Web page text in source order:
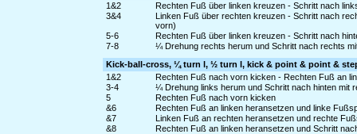
1&2
Rechten Fuß über linken kreuzen - Schritt nach
3&4
Linken Fuß über rechten kreuzen - Schritt nach
vorn)
5-6
Rechten Fuß über linken kreuzen - Schritt nach
7-8
¼ Drehung rechts herum und Schritt nach rechts
Kick-ball-cross, ¼ turn l, ½ turn l, kick & point & point &
1&2
Rechten Fuß nach vorn kicken - Rechten Fuß an
3-4
¼ Drehung links herum und Schritt nach hinten mit
5
Rechten Fuß nach vorn kicken
&6
Rechten Fuß an linken heransetzen und linke
&7
Linken Fuß an rechten heransetzen und rechte
&8
Rechten Fuß an linken heransetzen und Schritt